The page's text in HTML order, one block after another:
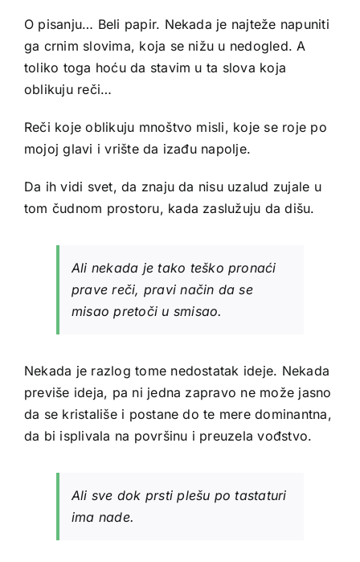
O pisanju… Beli papir. Nekada je najteže napuniti
ga crnim slovima, koja se nižu u nedogled. A
toliko toga hoću da stavim u ta slova koja
oblikuju reči…
Reči koje oblikuju mnoštvo misli, koje se roje po
mojoj glavi i vrište da izađu napolje.
Da ih vidi svet, da znaju da nisu uzalud zujale u
tom čudnom prostoru, kada zaslužuju da dišu.
Ali nekada je tako teško pronaći
prave reči, pravi način da se
misao pretoči u smisao.
Nekada je razlog tome nedostatak ideje. Nekada
previše ideja, pa ni jedna zapravo ne može jasno
da se kristališe i postane do te mere dominantna,
da bi isplivala na površinu i preuzela vođstvo.
Ali sve dok prsti plešu po tastaturi
ima nade.